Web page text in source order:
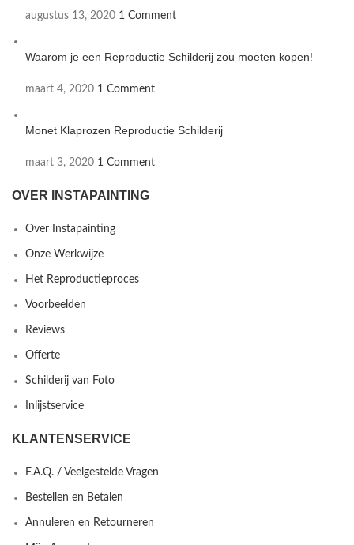
augustus 13, 2020 1 Comment
Waarom je een Reproductie Schilderij zou moeten kopen!
maart 4, 2020 1 Comment
Monet Klaprozen Reproductie Schilderij
maart 3, 2020 1 Comment
OVER INSTAPAINTING
Over Instapainting
Onze Werkwijze
Het Reproductieproces
Voorbeelden
Reviews
Offerte
Schilderij van Foto
Inlijstservice
KLANTENSERVICE
F.A.Q. / Veelgestelde Vragen
Bestellen en Betalen
Annuleren en Retourneren